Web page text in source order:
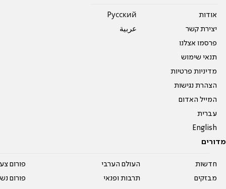
אודות
יצירת קשר
פרסמו אצלנו
תנאי שימוש
מדיניות פרטיות
הצהרת נגישות
המייל האדום
עברית
English
Pусский
عربية
מדורים
חדשות
מבזקים
העולם הערבי
תרבות ופנאי
פורום
פורום